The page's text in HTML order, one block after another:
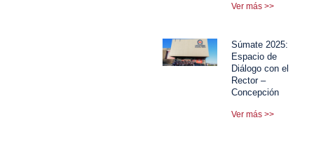
Ver más >>
Súmate 2025:
Espacio de
Diálogo con el
Rector –
Concepción
Ver más >>